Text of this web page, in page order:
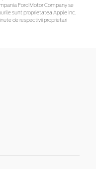
Ford Motor Company se
sunt proprietatea Apple Inc.
de respectivii proprietari